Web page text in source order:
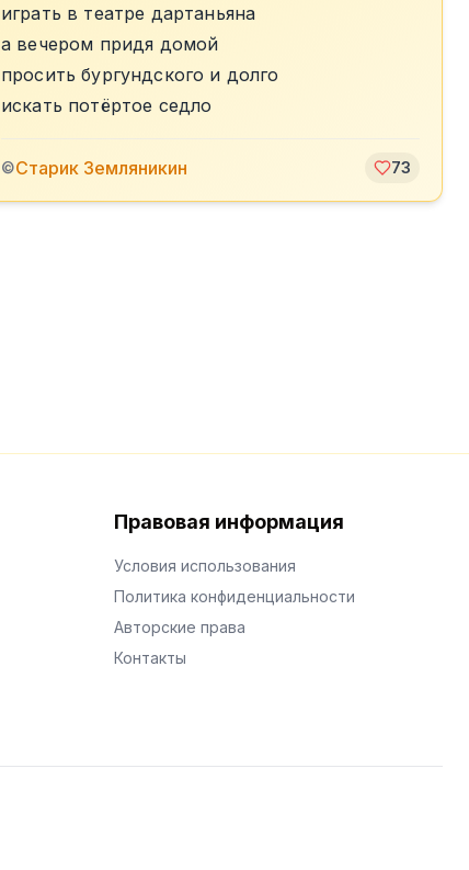
играть в театре дартаньяна
а вечером придя домой
просить бургундского и долго
искать потёртое седло
©Старик Земляникин 73
Правовая информация
Условия использования
Политика конфиденциальности
Авторские права
Контакты